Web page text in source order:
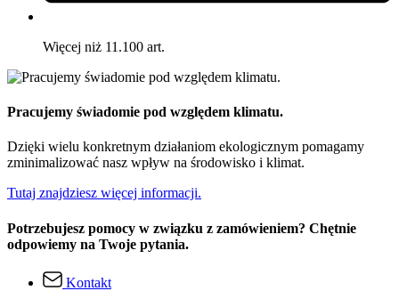
Więcej niż 11.100 art.
Pracujemy świadomie pod względem klimatu.
Dzięki wielu konkretnym działaniom ekologicznym pomagamy
zminimalizować nasz wpływ na środowisko i klimat.
Tutaj znajdziesz więcej informacji.
Potrzebujesz pomocy w związku z zamówieniem? Chętnie
odpowiemy na Twoje pytania.
Kontakt